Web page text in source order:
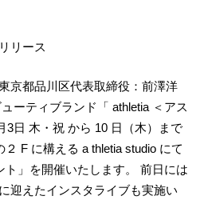
リース
京都品川区代表取締役：前澤洋
ーティブランド「 athletia ＜アス
3日 木・祝 から 10 日（木）まで
F に構える a thletia studio にて
ト」を開催いたします。 前日には
迎えたインスタライブも実施い